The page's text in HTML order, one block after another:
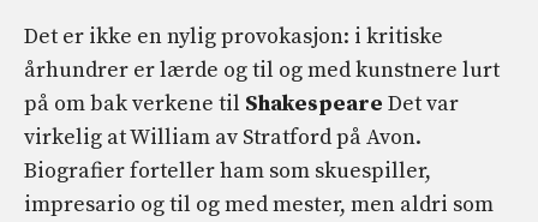
Det er ikke en nylig provokasjon: i kritiske
århundrer er lærde og til og med kunstnere lurt
på om bak verkene til Shakespeare Det var
virkelig at William av Stratford på Avon.
Biografier forteller ham som skuespiller,
impresario og til og med mester, men aldri som